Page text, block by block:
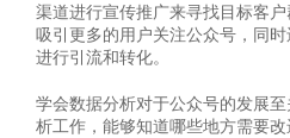
渠道进行宣传推广来寻找目标客
吸引更多的用户关注公众号，同
进行引流和转化。
学会数据分析对于公众号的发展
析工作，能够知道哪些地方需要